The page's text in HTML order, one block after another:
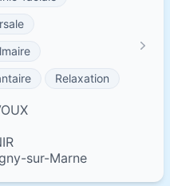
Relaxation
sur-Marne